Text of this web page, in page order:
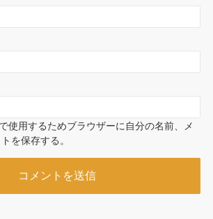
使用するためブラウザーに自分の名前、メ
を保存する。